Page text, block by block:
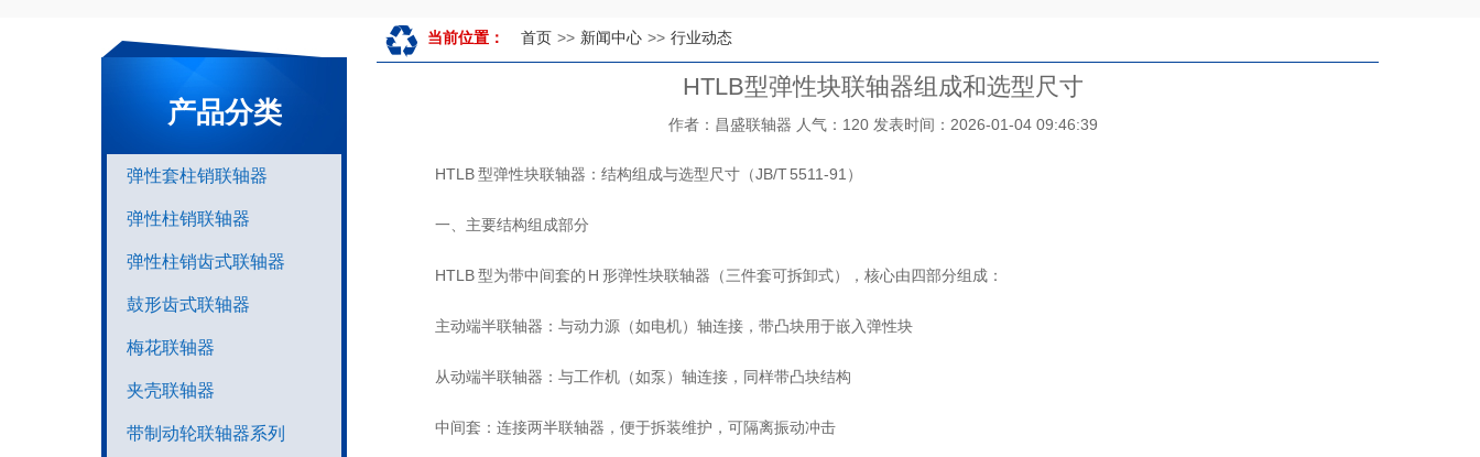
产品分类
弹性套柱销联轴器
弹性柱销联轴器
弹性柱销齿式联轴器
鼓形齿式联轴器
梅花联轴器
夹壳联轴器
带制动轮联轴器系列
当前位置： 首页 >> 新闻中心 >> 行业动态
HTLB型弹性块联轴器组成和选型尺寸
作者：昌盛联轴器 人气：120 发表时间：2026-01-04 09:46:39
HTLB 型弹性块联轴器 ：结构组成与选型尺寸（JB/T 5511-91）
一、主要结构组成部分
HTLB 型为带中间套的 H 形弹性块联轴器（三件套可拆卸式），核心由四部分组成：
主动端半联轴器：与动力源（如电机）轴连接，带凸块用于嵌入弹性块
从动端半联轴器：与工作机（如泵）轴连接，同样带凸块结构
中间套：连接两半联轴器，便于拆装维护，可隔离振动冲击